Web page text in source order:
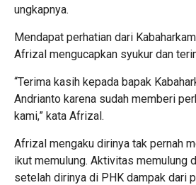
ungkapnya.
Mendapat perhatian dari
Afrizal mengucapkan syukur dan
“Terima kasih kepada bapak
Andrianto karena sudah memberi
kami,” kata Afrizal.
Afrizal mengaku dirinya tak pernah
ikut memulung. Aktivitas memulung
setelah dirinya di PHK dampak dari